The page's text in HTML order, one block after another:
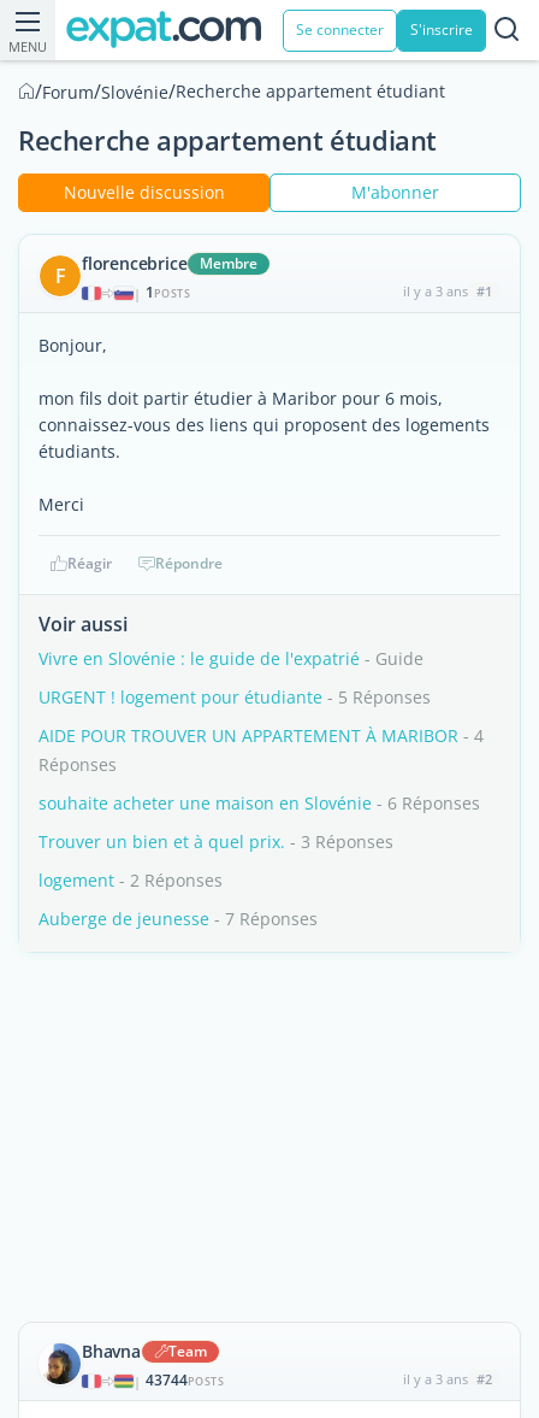
MENU
Se connecter S'inscrire
/Forum/Slovénie/Recherche appartement étudiant
Recherche appartement étudiant
Nouvelle discussion M'abonner
F florencebrice Membre
| 1 POSTS il y a 3 ans #1
Bonjour,
mon fils doit partir étudier à Maribor pour 6 mois,
connaissez-vous des liens qui proposent des logements
étudiants.
Merci
Réagir Répondre
Voir aussi
Vivre en Slovénie : le guide de l'expatrié - Guide
URGENT ! logement pour étudiante - 5 Réponses
AIDE POUR TROUVER UN APPARTEMENT À MARIBOR - 4
Réponses
souhaite acheter une maison en Slovénie - 6 Réponses
Trouver un bien et à quel prix. - 3 Réponses
logement - 2 Réponses
Auberge de jeunesse - 7 Réponses
Bhavna Team
| 43744POSTS il y a 3 ans #2